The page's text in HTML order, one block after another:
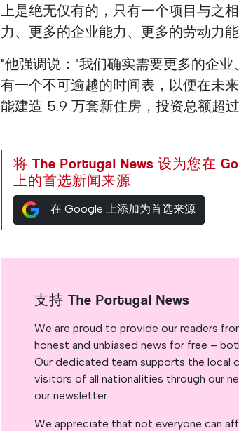
上是绝无仅有的，只有一个项目与之
力、更多的企业能力、更多的劳动力能
"他强调说："我们确实需要更多的企
有一个不可逾越的时间表，以便在未
能建造 5.9 万套新住房，投资总额超
将 The Portugal News 设为您在
上的首选新闻来源
在 Google 上添加为首选来源
支持 The Portugal News
We are proud to provide our readers
honest and unbiased news for free –
Our dedicated team supports the local
visitors of all nationalities through our
our newsletter.
We appreciate that not everyone can